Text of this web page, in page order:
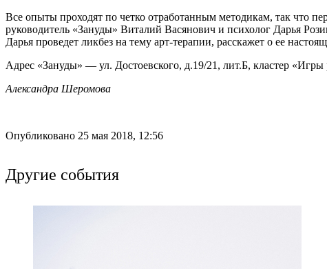
Все опыты проходят по четко отработанным методикам, так что
руководитель «Зануды» Виталий Васянович и психолог Дарья
Дарья проведет ликбез на тему арт-терапии, расскажет о ее
Адрес «Зануды» — ул. Достоевского, д.19/21, лит.Б, кластер «Игры
Александра Шеромова
Опубликовано 25 мая 2018, 12:56
Другие события